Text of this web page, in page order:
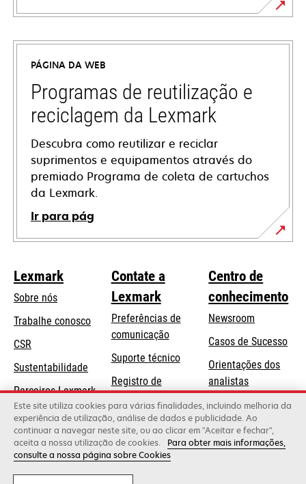
abre
em
nova
guia
PÁGINA DA WEB
Programas de reutilização e
reciclagem da Lexmark
Descubra como reutilizar e reciclar
suprimentos e equipamentos através do
premiado Programa de coleta de cartuchos
da Lexmark.
Ir para pág
Lexmark
Sobre nós
Trabalhe conosco
CSR
Sustentabilidade
Parceiros Lexmark
Contate a
Lexmark
Preferências de
comunicação
Suporte técnicoabre
uma
nova
guia
Registro de
produtos
Onde comprar
Centro de
conhecimento
Newsroom
Casos de Sucesso
Orientações dos
analistas
Blog Lexmark
Lexmark International, Inc., uma empresa da Xerox
©2026 Todos os direitos reservados.
Este site utiliza cookies para várias finalidades, incluindo melhoria da
experiência de utilização, análise de dados e publicidade. Ao
continuar a navegar neste site, ou ao clicar em "Aceitar e fechar",
aceita a nossa utilização de cookies.
Para obter mais informações,
consulte a nossa página sobre Cookies